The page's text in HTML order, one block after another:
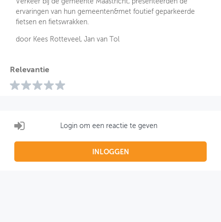
Verkeer bij de gemeente Maastricht, presenteerden de
ervaringen van hun gemeenten&met foutief geparkeerde
fietsen en fietswrakken.
door Kees Rotteveel, Jan van Tol
Relevantie
Login om een reactie te geven
INLOGGEN